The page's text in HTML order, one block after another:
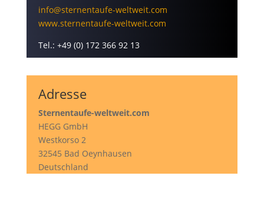
info@sternentaufe-weltweit.com
www.sternentaufe-weltweit.com
Tel.: +49 (0) 172 366 92 13
Adresse
Sternentaufe-weltweit.com
HEGG GmbH
Westkorso 2
32545 Bad Oeynhausen
Deutschland